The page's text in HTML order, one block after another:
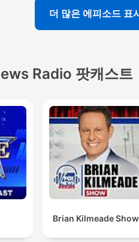
더 많은 에피소드 표
Radio 팟캐스트
Brian Kilmeade Show